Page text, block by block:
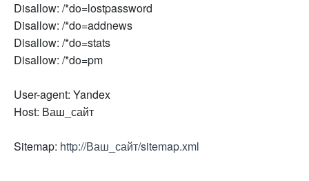
Disallow: /*do=lostpassword
Disallow: /*do=addnews
Disallow: /*do=stats
Disallow: /*do=pm
User-agent: Yandex
Host: Ваш_сайт
Sitemap: http://Ваш_сайт/sitemap.xml